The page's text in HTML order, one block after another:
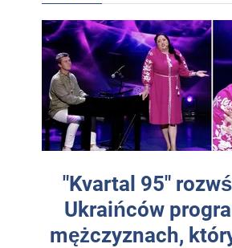
"Kvartal 95"
Ukraińców
mężczyznach,